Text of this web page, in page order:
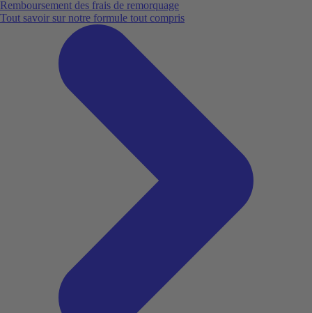
Remboursement des frais de remorquage
Tout savoir sur notre formule tout compris